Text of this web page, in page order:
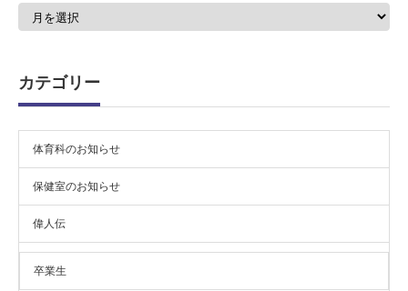
カテゴリー
体育科のお知らせ
保健室のお知らせ
偉人伝
卒業生